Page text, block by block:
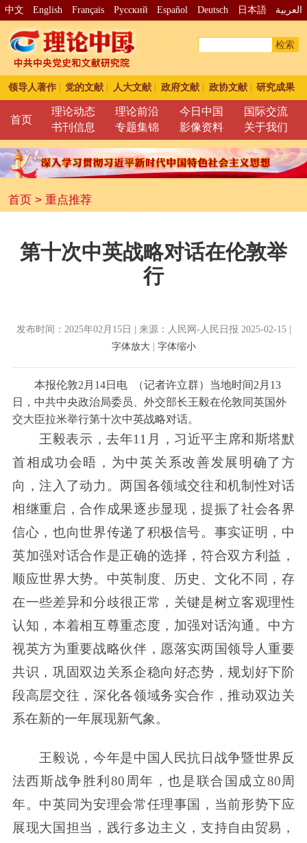
中文 English Français Pусский Español Deutsch 日本語 العربية
检索
领导人著作 党的文献 人大文献 政府文献 政协文献 研究成果
首页
理论动态 理论前沿 今日中国
国际交流
书刊信息
专题集锦 影像资料 关于我们
首页> 重点推荐
第十次中英战略对话在伦敦举
行
发布时间：2025年02月15日 | 来源：人民网-人民日报 2025-02-15 |
字体放大| 字体缩小
本报伦敦2月14日电 （记者许立群）当地时间2月13
日，中共中央政治局委员、外交部长王毅在伦敦同英国外
交大臣拉米举行第十次中英战略对话。
王毅表示，去年11月，习近平主席和斯塔默
首相成功会晤，为中英关系改善发展明确了方
向，注入了动力。两国各领域交往和机制性对话
相继重启，合作成果逐步显现，提振了社会各界
信心，也向世界传递了积极信号。事实证明，中
英加强对话合作是正确的选择，符合双方利益，
顺应世界大势。中英制度、历史、文化不同，存
在一些差异和分歧很正常，关键是树立客观理性
认知，本着相互尊重态度，加强对话沟通。中方
视英方为重要战略伙伴，愿落实两国领导人重要
共识，巩固双边关系企稳向好态势，规划好下阶
段高层交往，深化各领域务实合作，推动双边关
系在新的一年展现新气象。
王毅说，今年是中国人民抗日战争暨世界反
法西斯战争胜利80周年，也是联合国成立80周
年。中英同为安理会常任理事国，当前形势下应
展现大国担当，践行多边主义，支持自由贸易，